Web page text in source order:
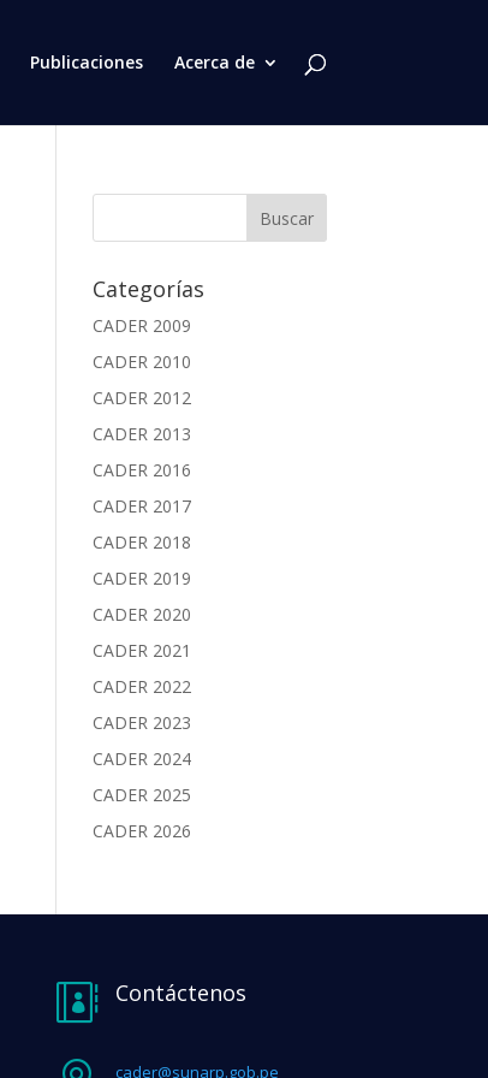
Publicaciones Acerca de
Categorías
CADER 2009
CADER 2010
CADER 2012
CADER 2013
CADER 2016
CADER 2017
CADER 2018
CADER 2019
CADER 2020
CADER 2021
CADER 2022
CADER 2023
CADER 2024
CADER 2025
CADER 2026
 Contáctenos
cader@sunarp.gob.pe